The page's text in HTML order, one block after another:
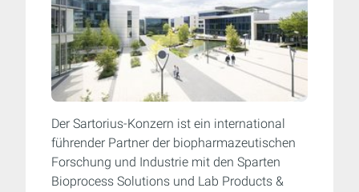
Der Sartorius-Konzern ist ein international
führender Partner der biopharmazeutischen
Forschung und Industrie mit den Sparten
Bioprocess Solutions und Lab Products &